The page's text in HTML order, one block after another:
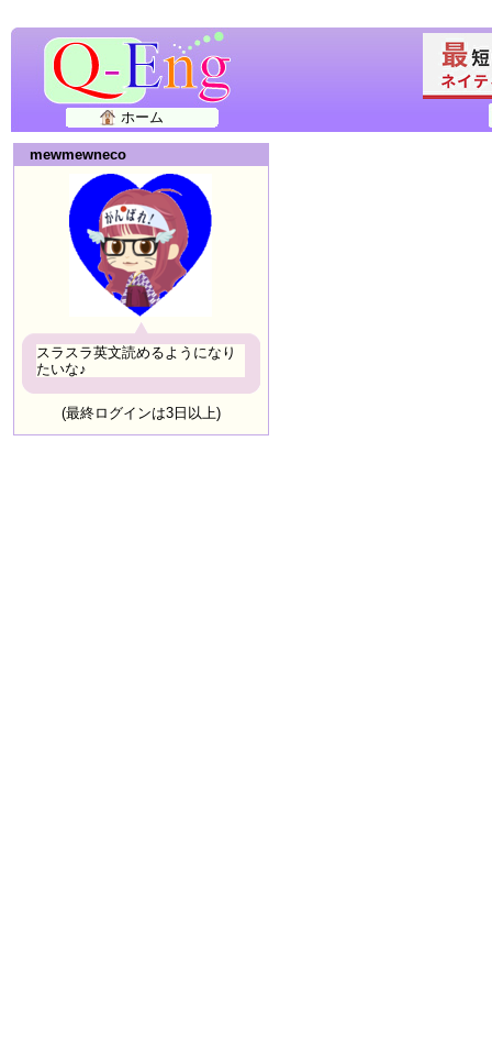
ホーム
mewmewneco
スラスラ英文読めるようになり
たいな♪
(最終ログインは3日以上)